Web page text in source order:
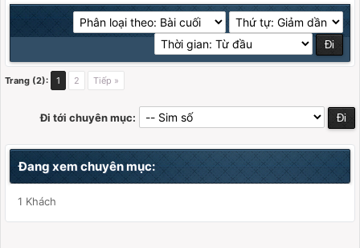
Trang (2): 1 2 Tiếp »
Đi tới chuyên mục:
Đang xem chuyên mục:
1 Khách